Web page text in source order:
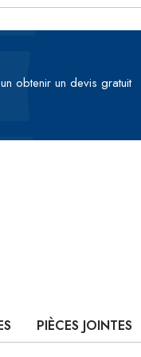
obtenir un devis gratuit
PIÈCES JOINTES